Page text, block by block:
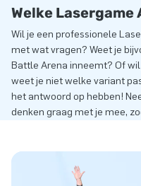
Welke
Wil je een professionele
met wat vragen? Weet je
Battle Arena inneemt? Of
weet je niet welke variant
het antwoord op hebben!
denken graag met je mee,